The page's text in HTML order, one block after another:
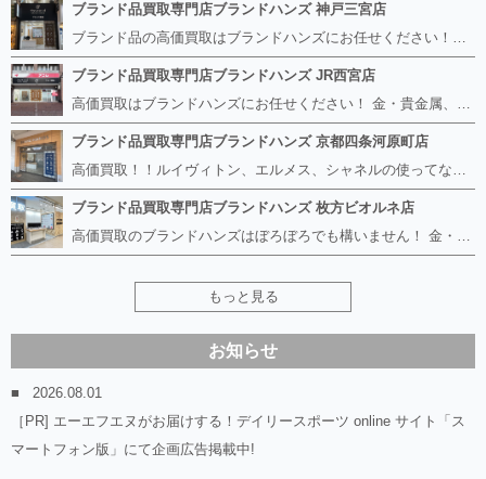
ブランド品買取専門店ブランドハンズ 神戸三宮店
ブランド品の高価買取はブランドハンズにお任せください！！ 高騰し続けている金・貴金属はもちろん、ルイヴィトン、エルメス、シャネル、ロレックスは特に力を入れております。 その他ブランド食器、銀シルバー製品、美容機器、脱毛器、スマホなど幅広く取り扱っております！ 鑑定士は経験豊富で親切丁寧な対応を心がけております。 鑑定書がないものでもしっかり見させて頂きます。
ブランド品買取専門店ブランドハンズ JR西宮店
高価買取はブランドハンズにお任せください！ 金・貴金属、ルイヴィトン、エルメス、シャネル、ロレックスは特に力を入れておりますが、 他店で断られたボロボロになったバッグや財布、壊れたブランド品、時計、千切れた貴金属もお買取り可能です。 経験豊富な鑑定士が宝石やダイヤモンドの鑑定書がないものでもしっかり見させて頂きます。 その他ブランド食器、銀シルバー製品、美容機器、脱毛器、スマホなど幅広く取り扱っております！ 是非お気軽にお越しください。
ブランド品買取専門店ブランドハンズ 京都四条河原町店
高価買取！！ルイヴィトン、エルメス、シャネルの使ってないものなど ブランドハンズならボロボロでも構いません。 他店に断られたものも当店ならお買取り可能です！ ロレックスやフェンディ、グッチも大歓迎です！ ブランド品や貴金属、時計、宝石、ダイヤモンドは特に高価買取ですのでお査定だけでもお待ちしております。
ブランド品買取専門店ブランドハンズ 枚方ビオルネ店
高価買取のブランドハンズはぼろぼろでも構いません！ 金・貴金属、ルイヴィトンやエルメス、シャネルの使ってないものはございませんか？ 他店に断られたものも当店ならお買取り可能です！ ロレックスやフェンディ、グッチも大歓迎！ ブランド品や貴金属、時計、宝石、ダイヤモンドは特に高価買取ですがブランド食器、スマホ、美容機器、銀製品など幅広く取り扱っております。
もっと見る
お知らせ
2026.08.01
［PR] エーエフエヌがお届けする！デイリースポーツ online サイト「ス
マートフォン版」にて企画広告掲載中!